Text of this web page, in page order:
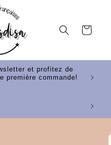
Panier
et profitez de
première commande!